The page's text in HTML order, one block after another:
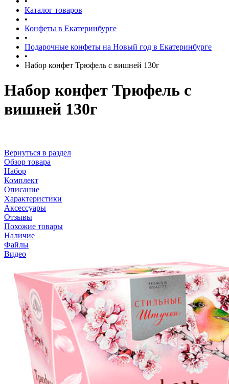
Каталог товаров
•
Конфеты в Екатеринбурге
•
Подарочные конфеты на Новый год в Екатеринбурге
•
Набор конфет Трюфель с вишней 130г
Набор конфет Трюфель с
вишней 130г
Вернуться в раздел
Обзор товара
Набор
Комплект
Описание
Характеристики
Аксессуары
Отзывы
Похожие товары
Наличие
Файлы
Видео